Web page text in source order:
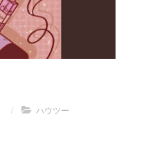
/ ハウツー